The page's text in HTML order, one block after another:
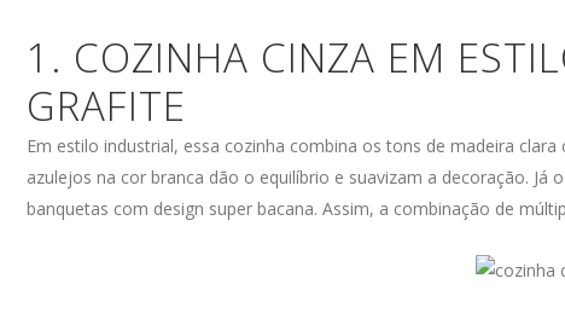
1. COZINHA CINZA EM
GRAFITE
Em estilo industrial, essa cozinha combina os tons de madeira clara
azulejos na cor branca dão o equilíbrio e suavizam a decoração. Já
banquetas com design super bacana. Assim, a combinação de